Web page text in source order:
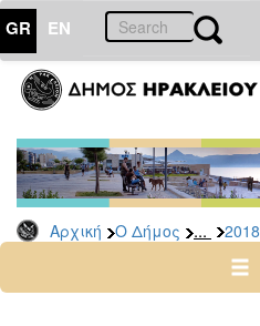
GR EN
Αρχική Ο Δήμος ... 2018
ΔΗΜΟΣ
Δελτία
Τύπου
Αρχείο
2026
2024